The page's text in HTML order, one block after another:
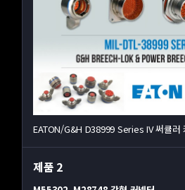
EATON/G&H D38999 Series IV 써큘러
제품 2